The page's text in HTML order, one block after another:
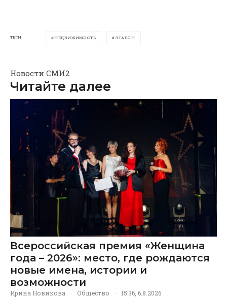
ТЕГИ НЕДВИЖИМОСТЬ ЭТАЛОН
Новости СМИ2
Читайте далее
Всероссийская премия «Женщина
года – 2026»: место, где рождаются
новые имена, истории и
возможности
Ирина Новикова · Общество · 15:36, 6.8.2026